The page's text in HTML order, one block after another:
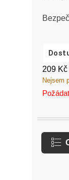
209 Kč
Nejsem